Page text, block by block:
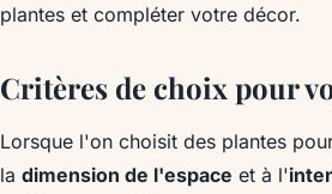
plantes et compléter votre décor.
Critères de choix pour
Lorsque l'on choisit des plantes
la dimension de l'espace et à l'